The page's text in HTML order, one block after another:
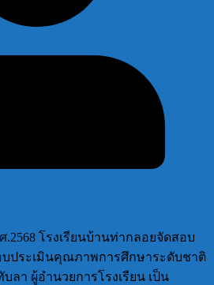
โรงเรียนบ้านท่ากลอยจัดสอบ
อบประเมินคุณภาพการศึกษาระดับชาติ
ลา ผู้อำนวยการโรงเรียน เป็น